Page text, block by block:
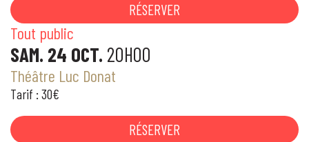
RÉSERVER
Tout public
SAM. 24 OCT. 20H00
Théâtre Luc Donat
Tarif : 30€
RÉSERVER